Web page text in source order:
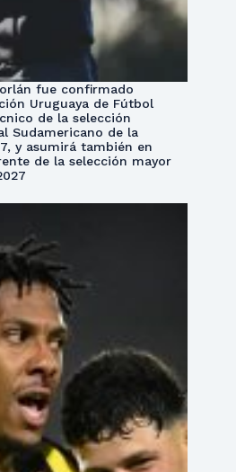
fue confirmado
Uruguaya de Fútbol
de la selección
Sudamericano de la
y asumirá también en
de la selección mayor